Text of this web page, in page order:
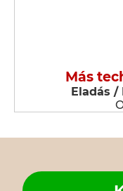
Más
Eladás /